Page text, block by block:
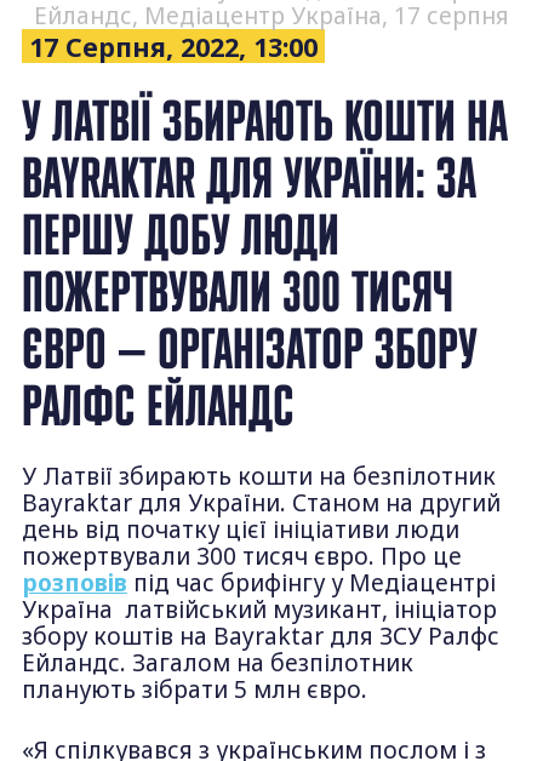
Ейландс, Медіацентр Україна, 17 серпня
17 Серпня, 2022, 13:00
У ЛАТВІЇ ЗБИРАЮТЬ КОШТИ НА
BAYRAKTAR ДЛЯ УКРАЇНИ: ЗА
ПЕРШУ ДОБУ ЛЮДИ
ПОЖЕРТВУВАЛИ 300 ТИСЯЧ
ЄВРО — ОРГАНІЗАТОР ЗБОРУ
РАЛФС ЕЙЛАНДС
У Латвії збирають кошти на безпілотник
Bayraktar для України. Станом на другий
день від початку цієї ініціативи люди
пожертвували 300 тисяч євро. Про це
розповів під час брифінгу у Медіацентрі
Україна латвійський музикант, ініціатор
збору коштів на Bayraktar для ЗСУ Ралфс
Ейландс. Загалом на безпілотник
планують зібрати 5 млн євро.
«Я спілкувався з українським послом і з